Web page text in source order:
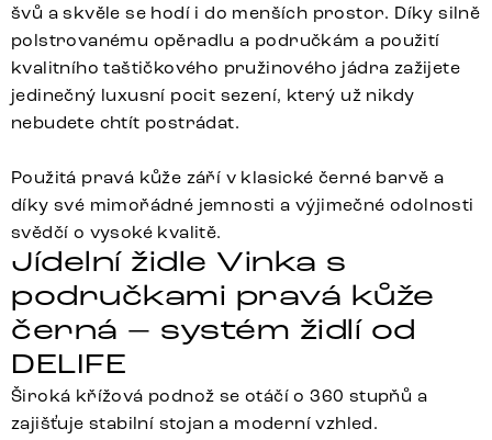
švů a skvěle se hodí i do menších prostor. Díky silně
polstrovanému opěradlu a područkám a použití
kvalitního taštičkového pružinového jádra zažijete
jedinečný luxusní pocit sezení, který už nikdy
nebudete chtít postrádat.
Použitá pravá kůže září v klasické černé barvě a
díky své mimořádné jemnosti a výjimečné odolnosti
svědčí o vysoké kvalitě.
Jídelní židle Vinka s
područkami pravá kůže
černá – systém židlí od
DELIFE
Široká křížová podnož se otáčí o 360 stupňů a
zajišťuje stabilní stojan a moderní vzhled.